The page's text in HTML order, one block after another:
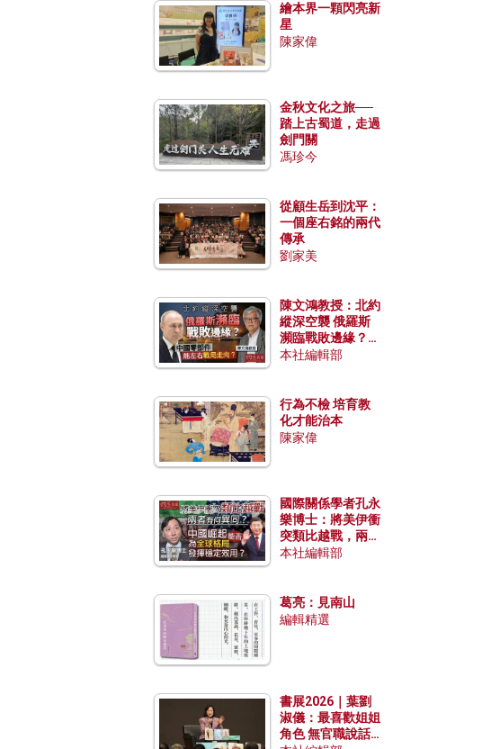
繪本界一顆閃亮新
星
陳家偉
金秋文化之旅──
踏上古蜀道，走過
劍門關
馮珍今
從顧生岳到沈平：
一個座右銘的兩代
傳承
劉家美
陳文鴻教授：北約
縱深空襲 俄羅斯
瀕臨戰敗邊緣？中
國零部件能左右戰
本社編輯部
行為不檢 培育教
化才能治本
陳家偉
國際關係學者孔永
樂博士：將美伊衝
突類比越戰，兩者
有何異同？中國崛
本社編輯部
葛亮：見南山
編輯精選
書展2026｜葉劉
淑儀：最喜歡姐姐
角色 無官職說話